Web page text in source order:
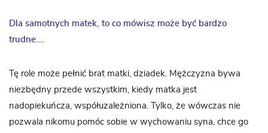
Dla samotnych matek, to co mówisz może być bardzo
trudne….
Tę role może pełnić brat matki, dziadek. Mężczyzna bywa
niezbędny przede wszystkim, kiedy matka jest
nadopiekuńcza, współuzależniona. Tylko, że wówczas nie
pozwala nikomu pomóc sobie w wychowaniu syna, chce go